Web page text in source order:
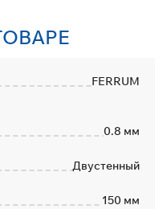
FERRUM
0.8 мм
Двустенный
150 мм